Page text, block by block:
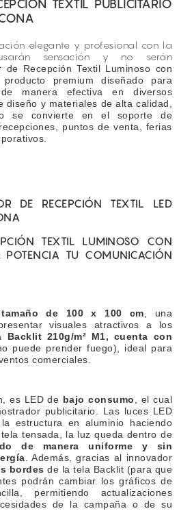
TEXTIL PUBLICITARIO
elegante y profesional con la
sensación y no serán
de Recepción Textil Luminoso con
premium diseñado para
manera efectiva en diversos
diseño y materiales de alta calidad,
se convierte en el soporte de
puntos de venta, ferias
DE RECEPCIÓN TEXTIL LED
TEXTIL LUMINOSO CON
POTENCIA TU COMUNICACIÓN
de 100 x 100 cm , una
visuales atractivos a los
Backlit 210g/m² M1, cuenta con
puede prender fuego), ideal para
comerciales.
es LED de bajo consumo
, el cual
publicitario. Las luces LED
estructura en aluminio haciendo
tensada, la luz queda dentro de
de manera uniforme y sin
. Además, gracias al innovador
bordes de la tela Backlit (para que
podrán cambiar los gráficos de
permitiendo actualizaciones
de la campaña o de su